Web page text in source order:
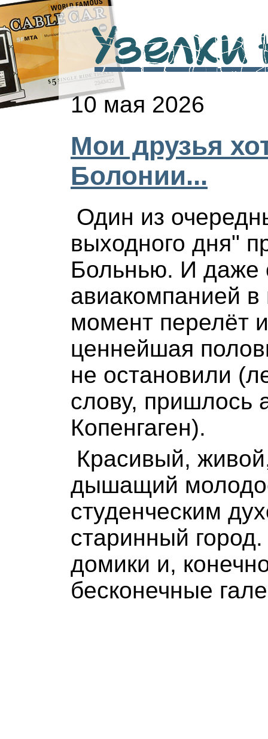
Узелки
10 мая 2026
Мои друзья
Болонии...
Один из
выходного дня"
Больнью. И даже
авиакомпанией в
момент перелёт
ценнейшая
не остановили
слову, пришлось
Копенгаген).
Красивый,
дышащий
студенческим
старинный
домики и,
бесконечные